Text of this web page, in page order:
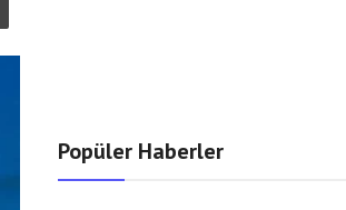
Popüler Haberler